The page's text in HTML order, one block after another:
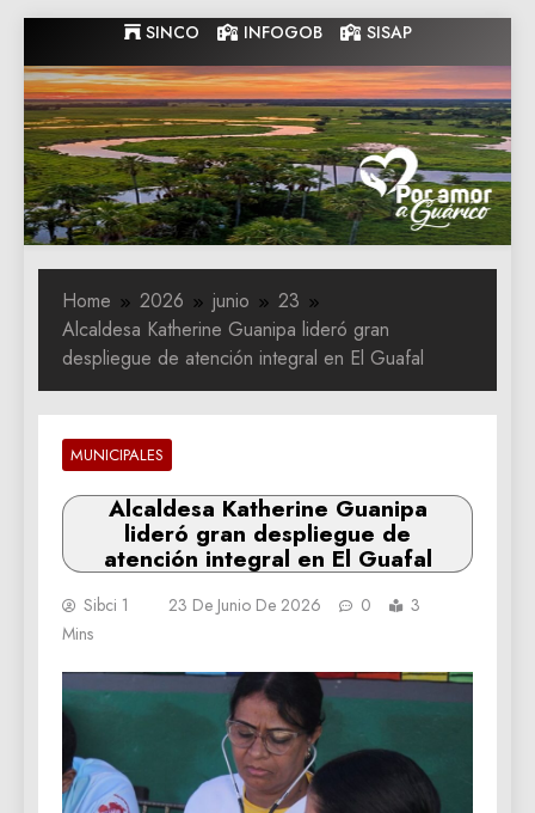
to
content
SINCO INFOGOB SISAP
Gobernacion
de Guarico
Gobernacion de Guarico
Home 2026 junio
23
Alcaldesa Katherine Guanipa lideró gran
despliegue de atención integral en El Guafal
MUNICIPALES
Alcaldesa Katherine Guanipa
lideró gran despliegue de
atención integral en El Guafal
Sibci 1 23 De Junio De 2026 0
3
Mins